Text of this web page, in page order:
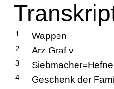
1 Wappen
2 Arz Graf v.
3
4 Geschenk der